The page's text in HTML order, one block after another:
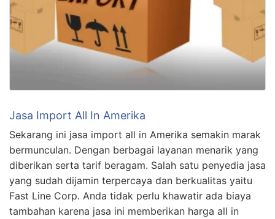
Jasa Import All In Amerika
Sekarang ini jasa import all in Amerika semakin marak
bermunculan. Dengan berbagai layanan menarik yang
diberikan serta tarif beragam. Salah satu penyedia jasa
yang sudah dijamin terpercaya dan berkualitas yaitu
Fast Line Corp. Anda tidak perlu khawatir ada biaya
tambahan karena jasa ini memberikan harga all in